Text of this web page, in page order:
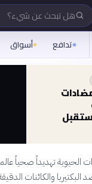
هل تبحث عن شيء؟
تدافع أسواق
تهديداً صحياً
البكتيريا والكائنات